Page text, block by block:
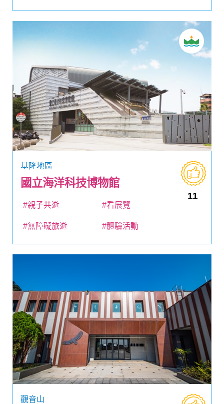
基隆地區
國立海洋科技博物館
11
#親子共遊 #看展覽
#無障礙旅遊 #體驗活動
觀音山